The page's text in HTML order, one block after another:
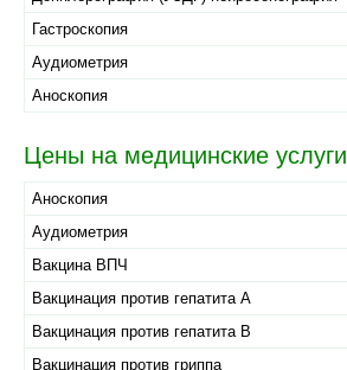
Гастроскопия
Аудиометрия
Аноскопия
Цены на медицинские услуги
Аноскопия
Аудиометрия
Вакцина ВПЧ
Вакцинация против гепатита А
Вакцинация против гепатита В
Вакцинация против гриппа